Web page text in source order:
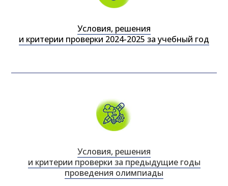
Условия, решения
и критерии проверки 2024-2025 за учебный год
Условия, решения
и критерии проверки за предыдущие годы
проведения олимпиады